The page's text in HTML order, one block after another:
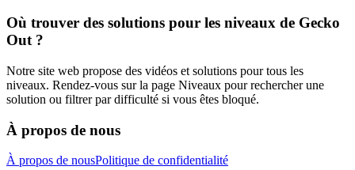
Où trouver des solutions pour les niveaux de Gecko
Out ?
Notre site web propose des vidéos et solutions pour tous les
niveaux. Rendez-vous sur la page Niveaux pour rechercher une
solution ou filtrer par difficulté si vous êtes bloqué.
À propos de nous
À propos de nousPolitique de confidentialité